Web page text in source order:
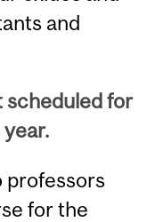
and
scheduled for
professors
for the